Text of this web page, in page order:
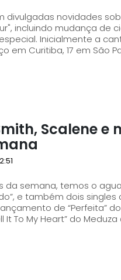
divulgadas novidades
incluindo mudança de
que estaria se
em Curitiba, 17 em São
Scalene e
semana, temos o
e também dois singles
de “Perfeita”
It To My Heart” do